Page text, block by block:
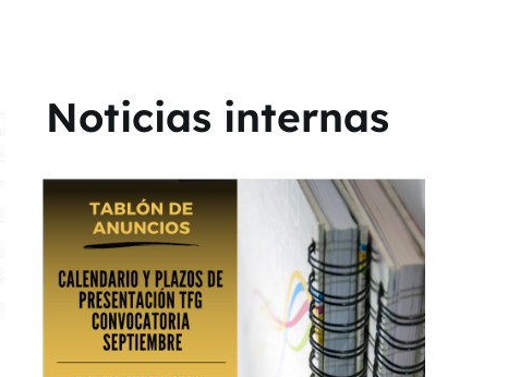
Noticias internas